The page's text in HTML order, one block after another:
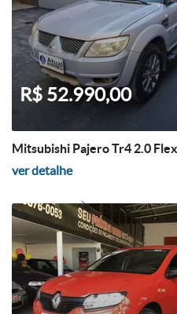
R$ 52.990,00
Mitsubishi Pajero Tr4 2.0
ver detalhe